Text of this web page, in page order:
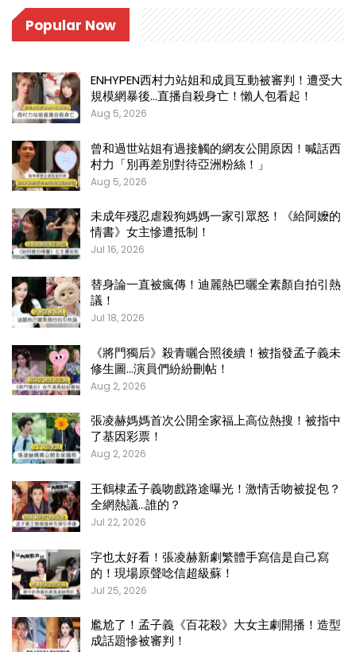
Popular Now
ENHYPEN西村力站姐和成員互動被審判！遭受大
規模網暴後…直播自殺身亡！懶人包看起！
Aug 5, 2026
曾和過世站姐有過接觸的網友公開原因！喊話西
村力「別再差別對待亞洲粉絲！」
Aug 5, 2026
未成年殘忍虐殺狗媽媽一家引眾怒！《給阿嬤的
情書》女主慘遭抵制！
Jul 16, 2026
替身論一直被瘋傳！迪麗熱巴曬全素顏自拍引熱
議！
Jul 18, 2026
《將門獨后》殺青曬合照後續！被指發孟子義未
修生圖…演員們紛紛刪帖！
Aug 2, 2026
張凌赫媽媽首次公開全家福上高位熱搜！被指中
了基因彩票！
Aug 2, 2026
王鶴棣孟子義吻戲路途曝光！激情舌吻被捉包？
全網熱議…誰的？
Jul 22, 2026
字也太好看！張凌赫新劇繁體手寫信是自己寫
的！現場原聲唸信超級蘇！
Jul 25, 2026
尷尬了！孟子義《百花殺》大女主劇開播！造型
成話題慘被審判！